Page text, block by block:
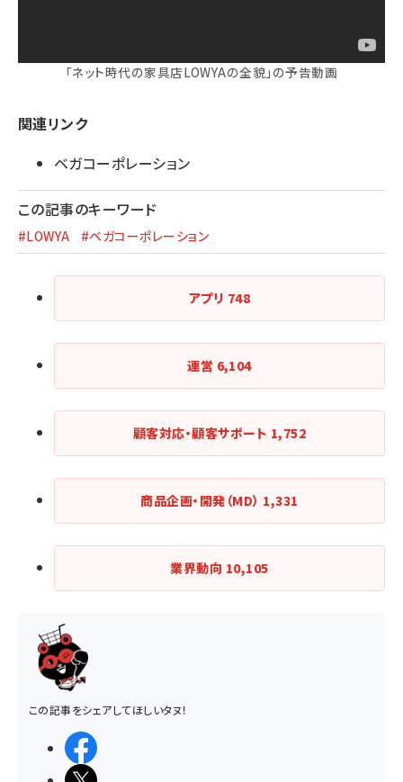
「ネット時代の家具店LOWYAの全貌」の予告動画
関連リンク
ベガコーポレーション
この記事のキーワード
#LOWYA #ベガコーポレーション
アプリ 748
運営 6,104
顧客対応・顧客サポート 1,752
商品企画・開発（MD） 1,331
業界動向 10,105
この記事をシェアしてほしいタヌ！